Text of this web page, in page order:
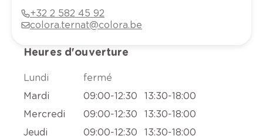
+32 2 582 45 92
colora.ternat@colora.be
Heures d'ouverture
Lundi
fermé
Mardi
09:00-12:30 13:30-18:00
Mercredi
09:00-12:30 13:30-18:00
Jeudi
09:00-12:30 13:30-18:00